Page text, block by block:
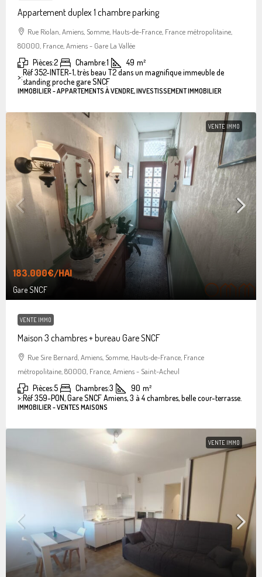
Appartement duplex 1 chambre parking
Rue Riolan, Amiens, Somme, Hauts-de-France, France métropolitaine,
80000, France, Amiens - Gare La Vallée
Pièces:2 Chambre:1 49 m²
>:Réf 352-INTER-1, très beau T2 dans un magnifique immeuble de
standing proche gare SNCF
IMMOBILIER - APPARTEMENTS À VENDRE, INVESTISSEMENT IMMOBILIER
VENTE IMMO
183.000€/HAI
Gare SNCF
VENTE IMMO
Maison 3 chambres + bureau Gare SNCF
Rue Sire Bernard, Amiens, Somme, Hauts-de-France, France
métropolitaine, 80000, France, Amiens - Saint-Acheul
Pièces:5 Chambres:3 90 m²
>:Réf 359-PON, Gare SNCF Amiens, 3 à 4 chambres, belle cour-terrasse.
IMMOBILIER - VENTES MAISONS
VENTE IMMO